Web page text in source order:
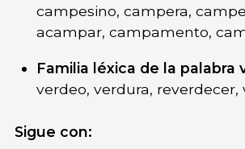
campesino, campera,
acampar, campamento,
Familia léxica de la palabra
verdeo, verdura, reverdecer,
Sigue con: